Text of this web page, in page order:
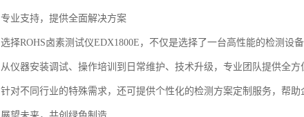
专业支持，提供全面解决方案
选择ROHS卤素测试仪EDX1800E，不仅是选择了一台高性能的检测设
从仪器安装调试、操作培训到日常维护、技术升级，专业团队提供全方
针对不同行业的特殊需求，还可提供个性化的检测方案定制服务，帮